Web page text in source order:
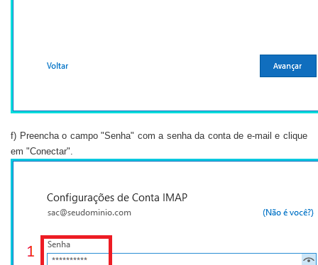
f) Preencha o campo "Senha" com a senha da conta de e-mail e clique
em "Conectar".